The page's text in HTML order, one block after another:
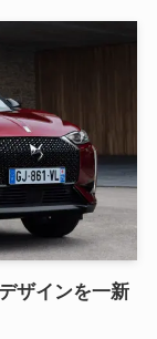
ザインを一新